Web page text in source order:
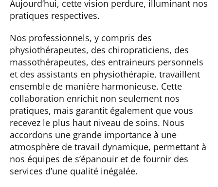
Aujourd’hui, cette vision perdure, illuminant nos
pratiques respectives.
Nos professionnels, y compris des
physiothérapeutes, des chiropraticiens, des
massothérapeutes, des entraineurs personnels
et des assistants en physiothérapie, travaillent
ensemble de manière harmonieuse. Cette
collaboration enrichit non seulement nos
pratiques, mais garantit également que vous
recevez le plus haut niveau de soins. Nous
accordons une grande importance à une
atmosphère de travail dynamique, permettant à
nos équipes de s’épanouir et de fournir des
services d’une qualité inégalée.